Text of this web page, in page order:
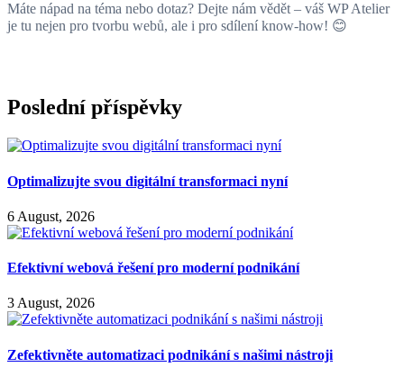
Máte nápad na téma nebo dotaz? Dejte nám vědět – váš WP Atelier
je tu nejen pro tvorbu webů, ale i pro sdílení know-how! 😊
Poslední příspěvky
Optimalizujte svou digitální transformaci nyní
6 August, 2026
Efektivní webová řešení pro moderní podnikání
3 August, 2026
Zefektivněte automatizaci podnikání s našimi nástroji